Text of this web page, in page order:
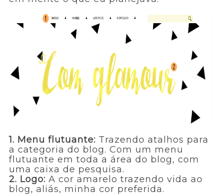
1. Menu flutuante: Trazendo atalhos para
a categoria do blog. Com um menu
flutuante em toda a área do blog, com
uma caixa de pesquisa.
2. Logo: A cor amarelo trazendo vida ao
blog, aliás, minha cor preferida.